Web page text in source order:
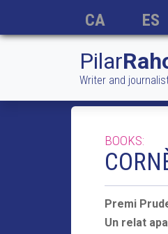
CA ES
Pilar
Writer and
BOOKS:
Premi
Un relat